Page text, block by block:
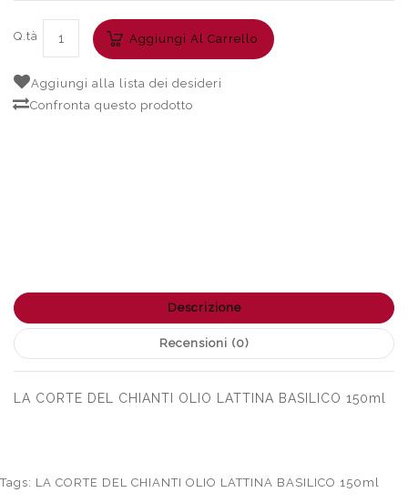
Q.tà Aggiungi Al Carrello
Aggiungi alla lista dei desideri
Confronta questo prodotto
Descrizione
Recensioni (0)
LA CORTE DEL CHIANTI OLIO LATTINA BASILICO 150ml
Tags: LA CORTE DEL CHIANTI OLIO LATTINA BASILICO 150ml